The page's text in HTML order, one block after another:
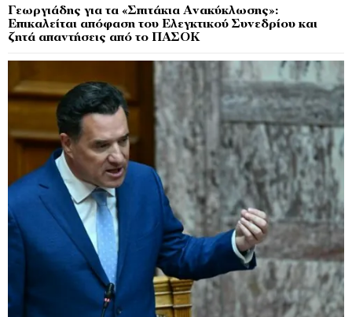
Γεωργιάδης για τα «Σπιτάκια Ανακύκλωσης»:
Επικαλείται απόφαση του Ελεγκτικού Συνεδρίου και
ζητά απαντήσεις από το ΠΑΣΟΚ